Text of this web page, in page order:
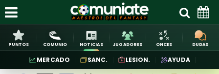
PUNTOS COMUNIO NOTICIAS JUGADORES ONCES DUDAS
MERCADO SANC. LESION. AYUDA